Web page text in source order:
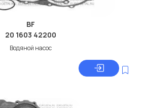
BF
20 1603 42200
Водяной насос